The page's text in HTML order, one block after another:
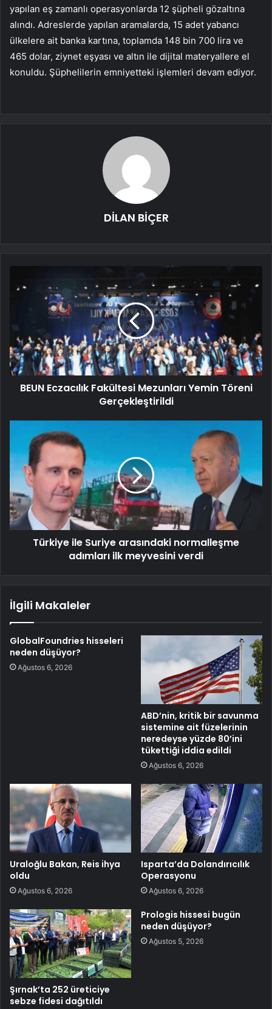
yapılan eş zamanlı operasyonlarda 12 şüpheli gözaltına
alındı. Adreslerde yapılan aramalarda, 15 adet yabancı
ülkelere ait banka kartına, toplamda 148 bin 700 lira ve
465 dolar, ziynet eşyası ve altın ile dijital materyallere el
konuldu. Şüphelilerin emniyetteki işlemleri devam ediyor.
DİLAN BİÇER
BEUN Eczacılık Fakültesi Mezunları Yemin Töreni
Gerçekleştirildi
Türkiye ile Suriye arasındaki normalleşme
adımları ilk meyvesini verdi
İlgili Makaleler
GlobalFoundries hisseleri
neden düşüyor?
Ağustos 6, 2026
ABD’nin, kritik bir savunma
sistemine ait füzelerinin
neredeyse yüzde 80’ini
tükettiği iddia edildi
Ağustos 6, 2026
Uraloğlu Bakan, Reis ihya
oldu
Ağustos 6, 2026
Isparta’da Dolandırıcılık
Operasyonu
Ağustos 6, 2026
Şırnak’ta 252 üreticiye
sebze fidesi dağıtıldı
Prologis hissesi bugün
neden düşüyor?
Ağustos 5, 2026